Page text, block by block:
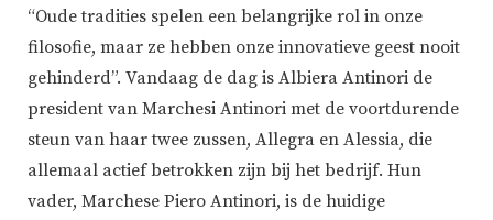
“Oude tradities spelen een belangrijke rol in onze
filosofie, maar ze hebben onze innovatieve geest nooit
gehinderd”. Vandaag de dag is Albiera Antinori de
president van Marchesi Antinori met de voortdurende
steun van haar twee zussen, Allegra en Alessia, die
allemaal actief betrokken zijn bij het bedrijf. Hun
vader, Marchese Piero Antinori, is de huidige